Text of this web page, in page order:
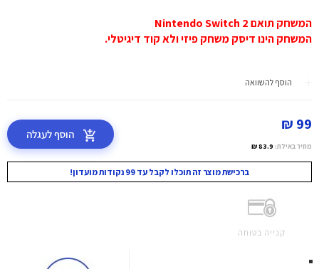
המשחק תואם Nintendo Switch 2
המשחק הינו דיסק משחק פיזי ולא קוד דיגיטלי.
הוסף להשוואה
99 ₪
מחיר באילת: 83.9 ₪
הוסף לעגלה
ברכישת מוצר זה תוכלו לקבל עד 99 נקודות מועדון!
קנייה בטוחה